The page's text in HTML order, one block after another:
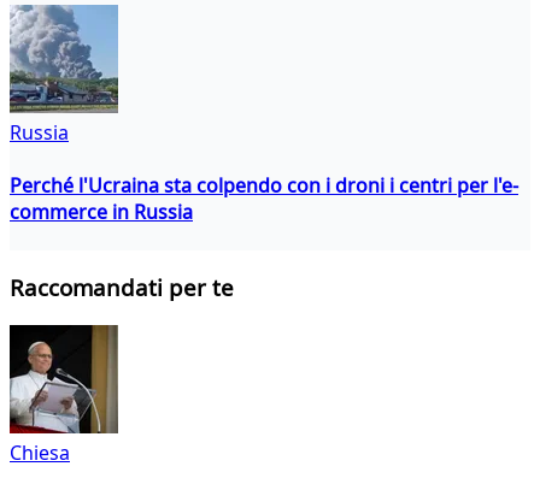
Russia
Perché l'Ucraina sta colpendo con i droni i centri per l'e-
commerce in Russia
Raccomandati per te
Chiesa